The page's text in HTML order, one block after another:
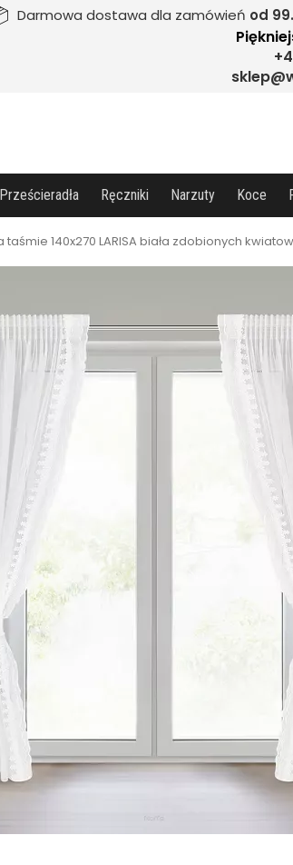
Darmowa dostawa dla zamówień od
Prześcieradła Ręczniki Narzuty Koce
140x270 LARISA biała zdobionych
się3osoby.